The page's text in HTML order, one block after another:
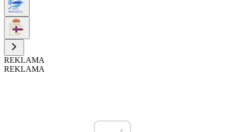
REKLAMA
REKLAMA